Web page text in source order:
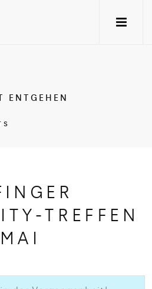
ENTGEHEN
TREFFEN
MAI